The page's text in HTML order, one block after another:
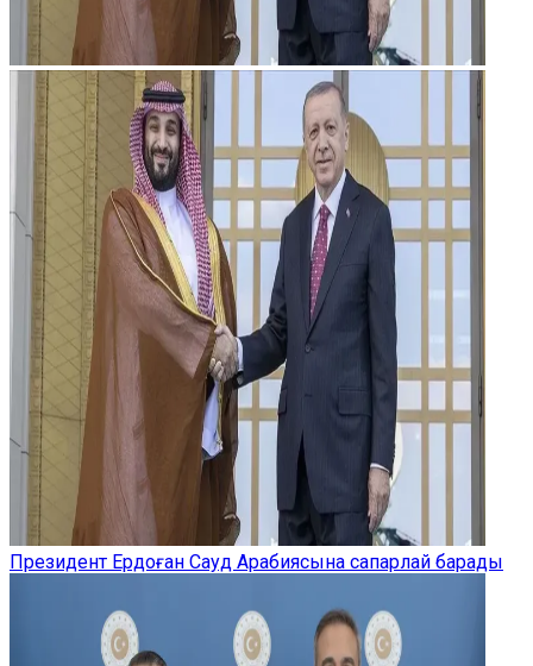
Президент Ердоған Сауд Арабиясына сапарлай барады